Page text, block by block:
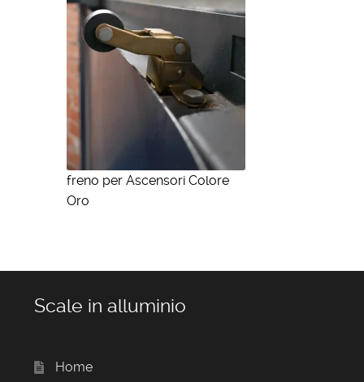
freno per Ascensori Colore
Oro
Scale in alluminio
Home